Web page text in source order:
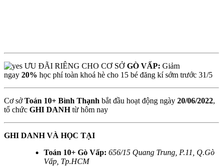
ƯU ĐÃI RIÊNG CHO CƠ SỞ GÒ VẤP: Giảm
ngay 20% học phí toàn khoá hè cho 15 bé đăng kí sớm trước 31/5
Cơ sởToán 10+ Bình Thạnh bắt đầu hoạt động ngày 20/06/2022,
tổ chức GHI DANHtừ hôm nay
GHI DANH VÀ HỌC TẠI
Toán 10+ Gò Vấp: 656/15 Quang Trung, P.11, Q.Gò
Vấp, Tp.HCM